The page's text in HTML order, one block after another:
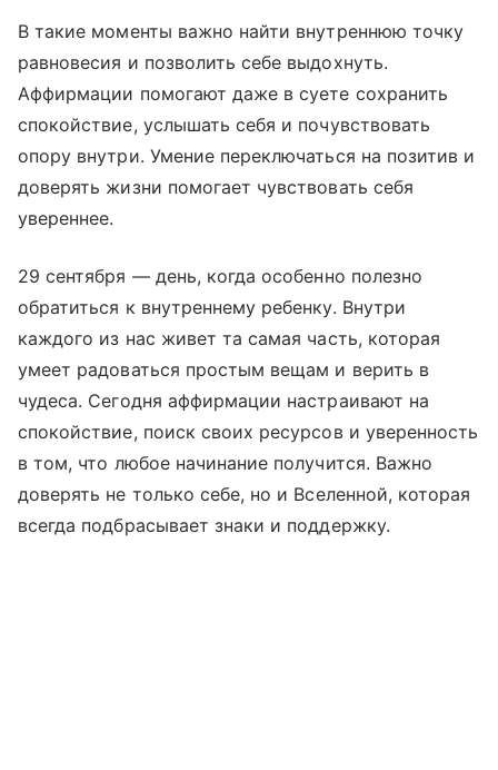
В такие моменты важно найти внутреннюю точку
равновесия и позволить себе выдохнуть.
Аффирмации помогают даже в суете сохранить
спокойствие, услышать себя и почувствовать
опору внутри. Умение переключаться на позитив и
доверять жизни помогает чувствовать себя
увереннее.
29 сентября — день, когда особенно полезно
обратиться к внутреннему ребенку. Внутри
каждого из нас живет та самая часть, которая
умеет радоваться простым вещам и верить в
чудеса. Сегодня аффирмации настраивают на
спокойствие, поиск своих ресурсов и уверенность
в том, что любое начинание получится. Важно
доверять не только себе, но и Вселенной, которая
всегда подбрасывает знаки и поддержку.